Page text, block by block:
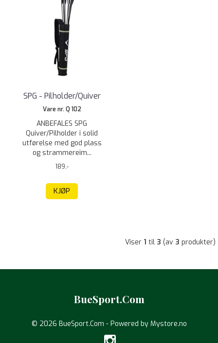
SPG - Pilholder/Quiver
Vare nr. Q 102
ANBEFALES SPG
Quiver/Pilholder i solid
utførelse med god plass
og strammereim...
189,-
KJØP
Viser 1 til 3 (av 3 produkter)
BueSport.Com
© 2026 BueSport.Com - Powered by Mystore.no